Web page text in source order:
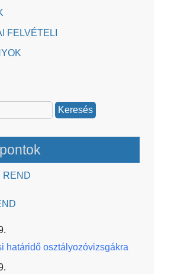
FELVÉTELI
REND
határidő osztályozóvizsgákra